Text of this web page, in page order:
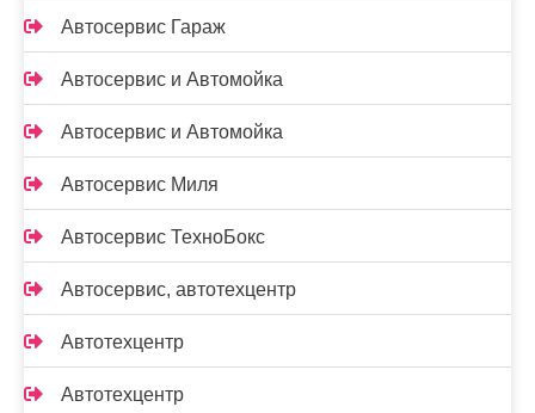
Автосервис Гараж
Автосервис и Автомойка
Автосервис и Автомойка
Автосервис Миля
Автосервис ТехноБокс
Автосервис, автотехцентр
Автотехцентр
Автотехцентр